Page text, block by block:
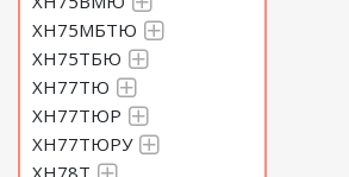
ХН75МБТЮ
ХН75ТБЮ
ХН77ТЮ
ХН77ТЮР
ХН77ТЮРУ
ХН78Т